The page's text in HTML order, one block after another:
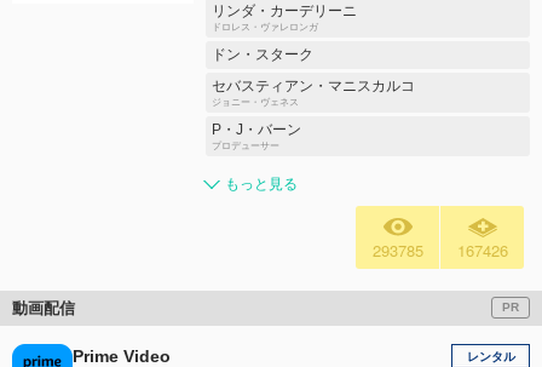
リンダ・カーデリーニ
ドロレス・ヴァレロンガ
ドン・スターク
セバスティアン・マニスカルコ
ジョニー・ヴェネス
P・J・バーン
プロデューサー
もっと見る
293785 167426
動画配信 PR
Prime Video
レンタル